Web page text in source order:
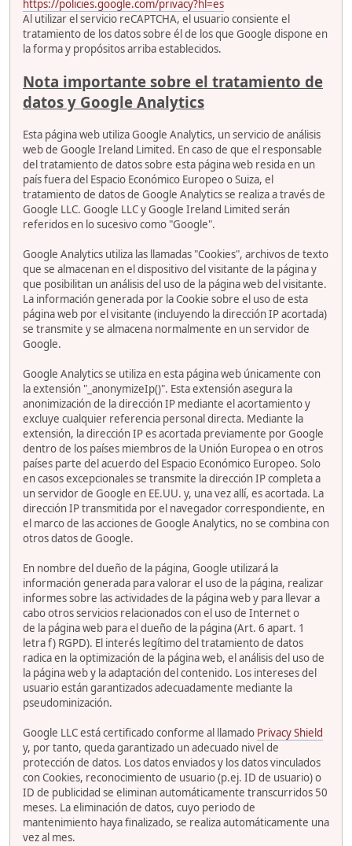
https://policies.google.com/privacy?hl=es
Al utilizar el servicio reCAPTCHA, el usuario consiente el
tratamiento de los datos sobre él de los que Google dispone en
la forma y propósitos arriba establecidos.
Nota importante sobre el tratamiento de
datos y Google Analytics
Esta página web utiliza Google Analytics, un servicio de análisis
web de Google Ireland Limited. En caso de que el responsable
del tratamiento de datos sobre esta página web resida en un
país fuera del Espacio Económico Europeo o Suiza, el
tratamiento de datos de Google Analytics se realiza a través de
Google LLC. Google LLC y Google Ireland Limited serán
referidos en lo sucesivo como "Google".
Google Analytics utiliza las llamadas "Cookies", archivos de texto
que se almacenan en el dispositivo del visitante de la página y
que posibilitan un análisis del uso de la página web del visitante.
La información generada por la Cookie sobre el uso de esta
página web por el visitante (incluyendo la dirección IP acortada)
se transmite y se almacena normalmente en un servidor de
Google.
Google Analytics se utiliza en esta página web únicamente con
la extensión "_anonymizeIp()". Esta extensión asegura la
anonimización de la dirección IP mediante el acortamiento y
excluye cualquier referencia personal directa. Mediante la
extensión, la dirección IP es acortada previamente por Google
dentro de los países miembros de la Unión Europea o en otros
países parte del acuerdo del Espacio Económico Europeo. Solo
en casos excepcionales se transmite la dirección IP completa a
un servidor de Google en EE.UU. y, una vez allí, es acortada. La
dirección IP transmitida por el navegador correspondiente, en
el marco de las acciones de Google Analytics, no se combina con
otros datos de Google.
En nombre del dueño de la página, Google utilizará la
información generada para valorar el uso de la página, realizar
informes sobre las actividades de la página web y para llevar a
cabo otros servicios relacionados con el uso de Internet o
de la página web para el dueño de la página (Art. 6 apart. 1
letra f) RGPD). El interés legítimo del tratamiento de datos
radica en la optimización de la página web, el análisis del uso de
la página web y la adaptación del contenido. Los intereses del
usuario están garantizados adecuadamente mediante la
pseudominización.
Google LLC está certificado conforme al llamado Privacy Shield
y, por tanto, queda garantizado un adecuado nivel de
protección de datos. Los datos enviados y los datos vinculados
con Cookies, reconocimiento de usuario (p.ej. ID de usuario) o
ID de publicidad se eliminan automáticamente transcurridos 50
meses. La eliminación de datos, cuyo periodo de
mantenimiento haya finalizado, se realiza automáticamente una
vez al mes.